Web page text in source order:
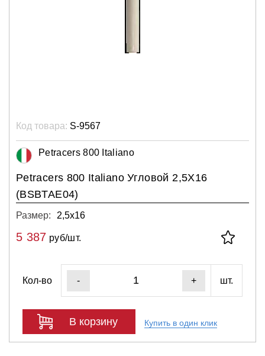
Код товара: S-9567
Petracers 800 Italiano
Petracers 800 Italiano Угловой 2,5X16
(BSBTAE04)
Размер: 2,5х16
5 387 руб/шт.
Кол-во - + шт.
В корзину Купить в один клик